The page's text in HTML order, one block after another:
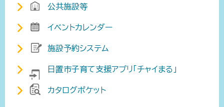
公共施設等
イベントカレンダー
施設予約システム
日置市子育て支援アプリ「チャイまる」
カタログポケット